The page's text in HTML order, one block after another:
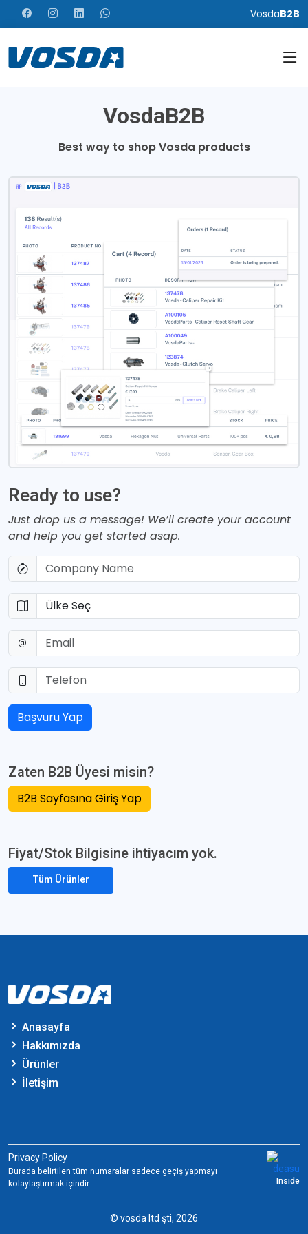
VosdaB2B
VosdaB2B
Best way to shop Vosda products
Ready to use?
Just drop us a message! We’ll create your account
and help you get started asap.
Başvuru Yap
Zaten B2B Üyesi misin?
B2B Sayfasına Giriş Yap
Fiyat/Stok Bilgisine ihtiyacım yok.
Tüm Ürünler
Anasayfa
Hakkımızda
Ürünler
İletişim
Privacy Policy
Burada belirtilen tüm numaralar sadece geçiş yapmayı
kolaylaştırmak içindir.
Inside
© vosda ltd şti, 2026